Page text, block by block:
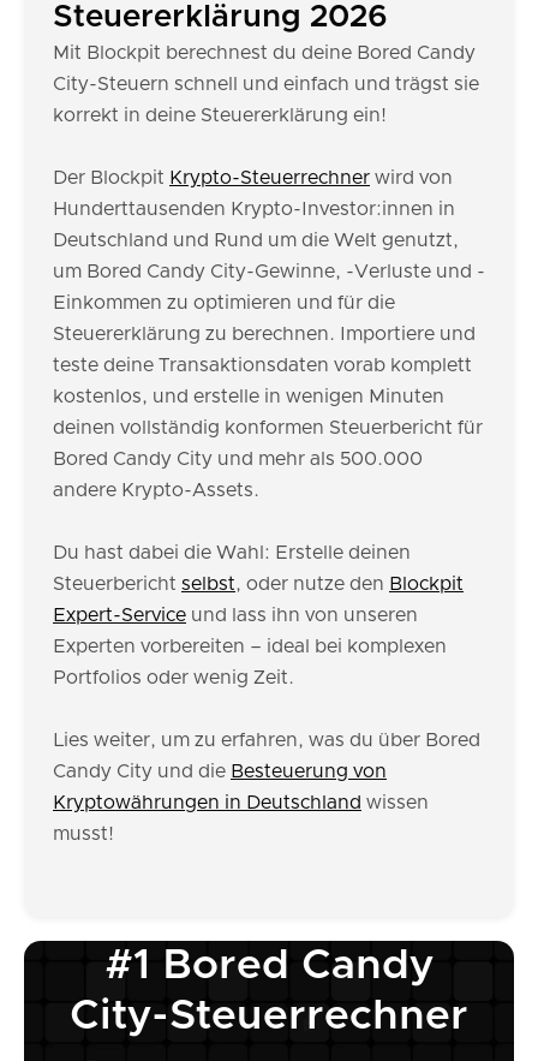
Steuererklärung 2026
Mit Blockpit berechnest du deine Bored Candy
City-Steuern schnell und einfach und trägst sie
korrekt in deine Steuererklärung ein!
Der Blockpit Krypto-Steuerrechner wird von
Hunderttausenden Krypto-Investor:innen in
Deutschland und Rund um die Welt genutzt,
um Bored Candy City-Gewinne, -Verluste und -
Einkommen zu optimieren und für die
Steuererklärung zu berechnen. Importiere und
teste deine Transaktionsdaten vorab komplett
kostenlos, und erstelle in wenigen Minuten
deinen vollständig konformen Steuerbericht für
Bored Candy City und mehr als 500.000
andere Krypto-Assets.
Du hast dabei die Wahl: Erstelle deinen
Steuerbericht selbst, oder nutze den Blockpit
Expert-Service und lass ihn von unseren
Experten vorbereiten – ideal bei komplexen
Portfolios oder wenig Zeit.
Lies weiter, um zu erfahren, was du über Bored
Candy City und die Besteuerung von
Kryptowährungen in Deutschland wissen
musst!
#1 Bored Candy
City-Steuerrechner